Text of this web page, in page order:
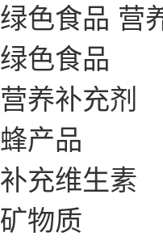
绿色食品 营
绿色食品
营养补充剂
蜂产品
补充维生素
矿物质